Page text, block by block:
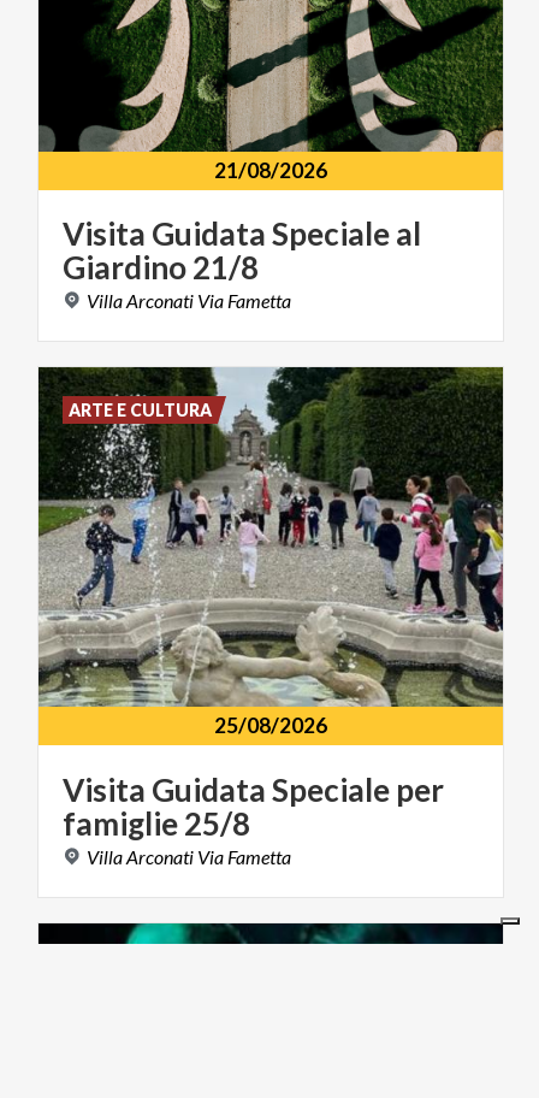
21/08/2026
Visita GuidataSpecialeal
Giardino21/8
VillaArconati Via Fametta
25/08/2026
Visita GuidataSpeciale per
famiglie25/8
VillaArconati Via Fametta
ARTE E CULTURA